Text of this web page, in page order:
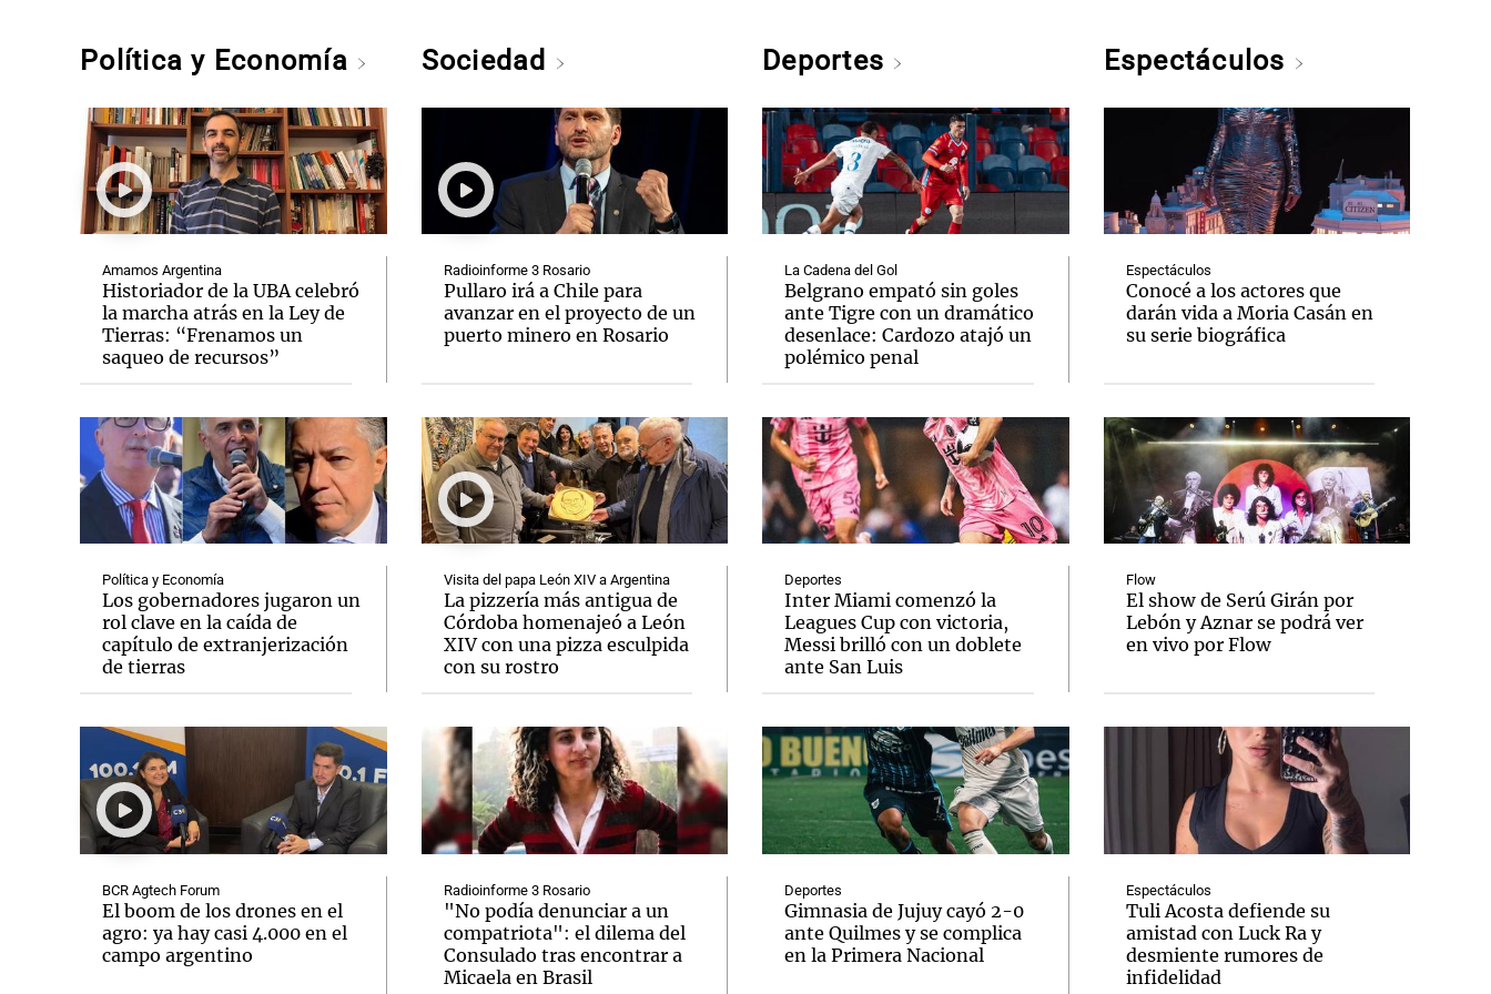
Política y Economía
Amamos Argentina
Historiador de la UBA celebró
la marcha atrás en la Ley de
Tierras: “Frenamos un
saqueo de recursos”
Política y Economía
Los gobernadores jugaron un
rol clave en la caída de
capítulo de extranjerización
de tierras
BCR Agtech Forum
El boom de los drones en el
agro: ya hay casi 4.000 en el
campo argentino
Sociedad
Radioinforme 3 Rosario
Pullaro irá a Chile para
avanzar en el proyecto de un
puerto minero en Rosario
Visita del papa León XIV a Argentina
La pizzería más antigua de
Córdoba homenajeó a León
XIV con una pizza esculpida
con su rostro
Radioinforme 3 Rosario
"No podía denunciar a un
compatriota": el dilema del
Consulado tras encontrar a
Micaela en Brasil
Deportes
La Cadena del Gol
Belgrano empató sin goles
ante Tigre con un dramático
desenlace: Cardozo atajó un
polémico penal
Deportes
Inter Miami comenzó la
Leagues Cup con victoria,
Messi brilló con un doblete
ante San Luis
Deportes
Gimnasia de Jujuy cayó 2-0
ante Quilmes y se complica
en la Primera Nacional
Espectáculos
Espectáculos
Conocé a los actores que
darán vida a Moria Casán en
su serie biográfica
Flow
El show de Serú Girán por
Lebón y Aznar se podrá ver
en vivo por Flow
Espectáculos
Tuli Acosta defiende su
amistad con Luck Ra y
desmiente rumores de
infidelidad
Notas Notas
El huracán de Arequito
Notas
Cadena 3 en Groenlandia
Notas